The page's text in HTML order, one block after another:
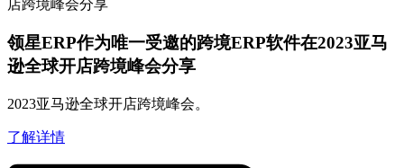
领星ERP作为唯一受邀的跨境ERP软件在2023亚马
逊全球开店跨境峰会分享
2023亚马逊全球开店跨境峰会。
了解详情